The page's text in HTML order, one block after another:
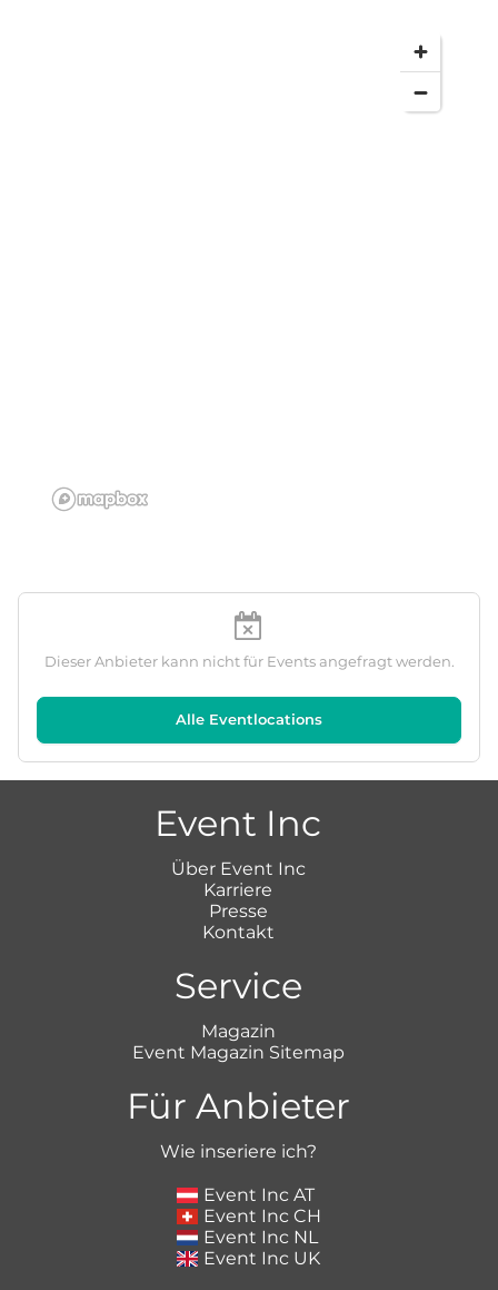
Dieser Anbieter kann nicht für Events angefragt werden.
Alle Eventlocations
Event Inc
Über Event Inc
Karriere
Presse
Kontakt
Service
Magazin
Event Magazin Sitemap
Für Anbieter
Wie inseriere ich?
Event Inc AT
Event Inc CH
Event Inc NL
Event Inc UK